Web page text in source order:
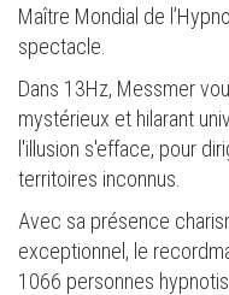
Maître Mondial de
spectacle.
Dans 13Hz, Messmer
mystérieux et hilarant
l'illusion s'efface, pour
territoires inconnus.
Avec sa présence
exceptionnel, le
1066 personnes